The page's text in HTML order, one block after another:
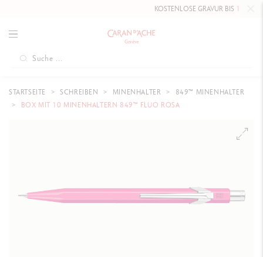
KOSTENLOSE GRAVUR BIS10. MAI
STARTSEITE SCHREIBEN MINENHALTER
849™ MINENHALTER
BOX MIT 10 MINENHALTERN 849™ FLUO ROSA